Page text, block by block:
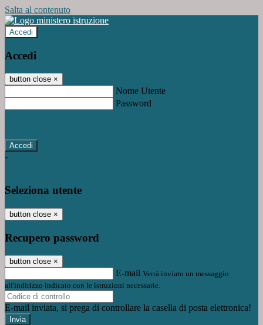
Salta al contenuto
Accedi
Accedi
button close ×
Nome Utente
Password
-
Seleziona utente
button close ×
Recupero password
button close ×
E-mail Verrà inviato un messaggio
all'indirizzo indicato con le istruzioni necessarie.
E-mail inviata, si prega di controllare la casella di posta elettronica!